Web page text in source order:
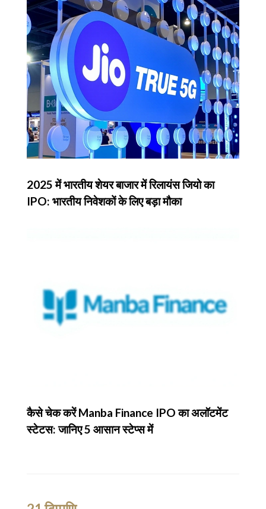
2025 में भारतीय शेयर बाजार में रिलायंस जियो का
IPO: भारतीय निवेशकों के लिए बड़ा मौका
कैसे चेक करें Manba Finance IPO का अलॉटमेंट
स्टेटस: जानिए 5 आसान स्टेप्स में